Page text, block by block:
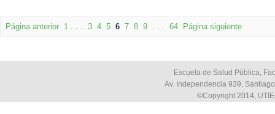
Página anterior 1 . . . 3 4 5 6 7 8 9 . . . 64 Página siguiente
Escuela de Salud Pública,
Av. Independencia 939,
©Copyright 2014,